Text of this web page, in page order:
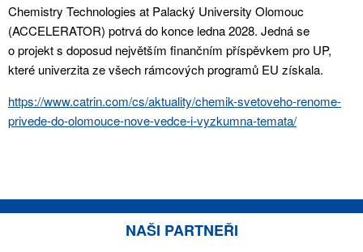
Chemistry Technologies at Palacký University Olomouc
(ACCELERATOR) potrvá do konce ledna 2028. Jedná se
o projekt s doposud největším finančním příspěvkem pro UP,
které univerzita ze všech rámcových programů EU získala.
https://www.catrin.com/cs/aktuality/chemik-svetoveho-renome-
privede-do-olomouce-nove-vedce-i-vyzkumna-temata/
NAŠI PARTNEŘI